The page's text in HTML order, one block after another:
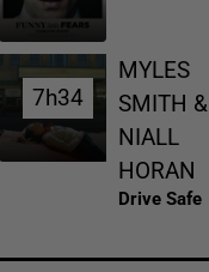
7h34
7h34
MYLES
SMITH &
NIALL
HORAN
Drive Safe